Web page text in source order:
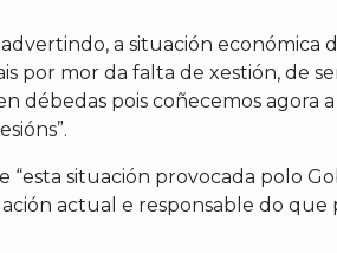
a situación
por mor da falta de xestión, de
débedas pois coñecemos agora
situación provocada polo
actual e responsable do